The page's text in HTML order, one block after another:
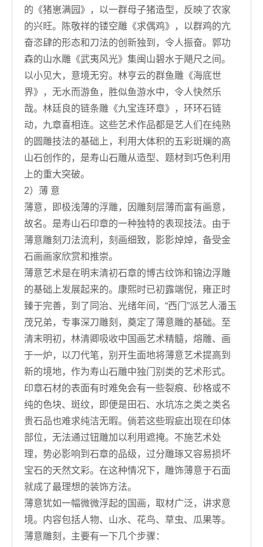
的《猪崽满园》，以一群母子猪造型，反映了农家
的兴旺。陈敬祥的镂空雕《求偶鸡》，以群鸡的亢
奋恣肆的形态和刀法的创新独到，令人振奋。郭功
森的山水雕《武夷风光》集闽山碧水于飓尺之间。
以小见大，意境无穷。林亨云的群鱼雕《海底世
界》，无水而游鱼，胜似鱼游水中，令人快然乐
哉。林廷良的链条雕《九宝连环章》，环环石链
动，九章喜相连。这些艺术作品都是艺人们在纯熟
的圆雕技法的基础上，利用大体积的五彩斑斓的高
山石创作的，是寿山石雕从造型、题材到巧色利用
上的重大突破。
2）薄 意
薄意，即极浅薄的浮雕，因雕刻层薄而富有画意，
故名。是寿山石印章的一种独特的表现技法。由于
薄意雕刻刀法流利，刻画细致，影影焯焯，备受金
石画画家欣赏和推崇。
薄意艺术是在明末清初石章的博古纹饰和锦边浮雕
的基础上发展起来的。康熙时已初露端倪，雍正时
臻于完善，到了同治、光绪年间，“西门”派艺人潘玉
茂兄弟，专事深刀雕刻，奠定了薄意雕的基础。至
清末明初，林清卿吸收中国画艺术精髓，熔雕、画
于一炉，以刀代笔，别开生面地将薄意艺术提高到
新的境地，作为寿山石雕中独门别类的艺术形式。
印章石材的表面有时难免会有一些裂痕、砂格或不
纯的色块、斑纹，即便是田石、水坑冻之类之类名
贵石品也难求纯洁无暇。倘若这些瑕疵出现在印体
部位，无法通过钮雕加以利用遮掩。不施艺术处
理，势必影响到石章的品级，过分雕琢又容易损坏
宝石的天然文彩。在这种情况下，雕饰薄意于石面
就成了最理想的装饰方法。
薄意犹如一幅微微浮起的国画，取材广泛，讲求意
境。内容包括人物、山水、花鸟、草虫、瓜果等。
薄意雕刻，主要有一下几个步骤：